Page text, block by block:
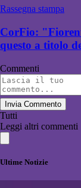
Rassegna stampa
CorFio:
questo a titolo
Commenti
Invia Commento
Tutti
Leggi altri commenti
Ultime Notizie